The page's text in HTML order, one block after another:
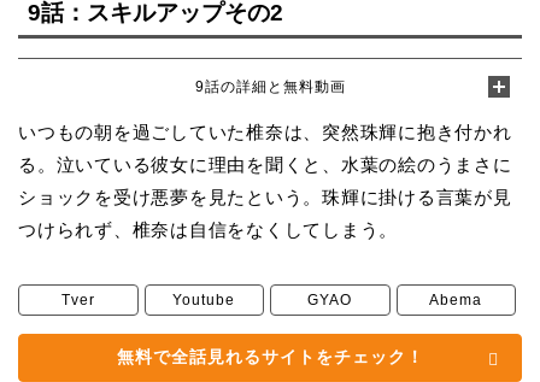
9話：スキルアップその2
9話の詳細と無料動画
いつもの朝を過ごしていた椎奈は、突然珠輝に抱き付かれ
る。泣いている彼女に理由を聞くと、水葉の絵のうまさに
ショックを受け悪夢を見たという。珠輝に掛ける言葉が見
つけられず、椎奈は自信をなくしてしまう。
Tver Youtube GYAO Abema
無料で全話見れるサイトをチェック！